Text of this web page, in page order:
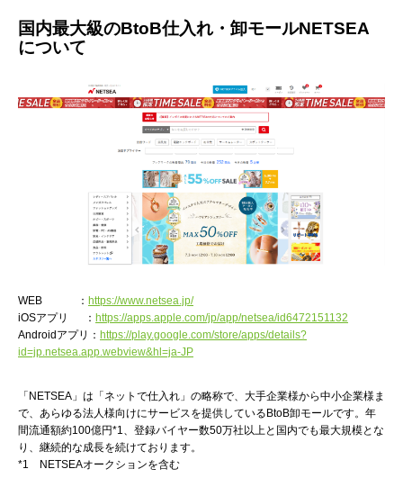
国内最大級のBtoB仕入れ・卸モールNETSEA
について
WEB ： https://www.netsea.jp/
iOSアプリ ： https://apps.apple.com/jp/app/netsea/id6472151132
Androidアプリ： https://play.google.com/store/apps/details?
id=jp.netsea.app.webview&hl=ja-JP
「NETSEA」は「ネットで仕入れ」の略称で、大手企業様から中小企業様ま
で、あらゆる法人様向けにサービスを提供しているBtoB卸モールです。年
間流通額約100億円*1、登録バイヤー数50万社以上と国内でも最大規模とな
り、継続的な成長を続けております。
*1 NETSEAオークションを含む